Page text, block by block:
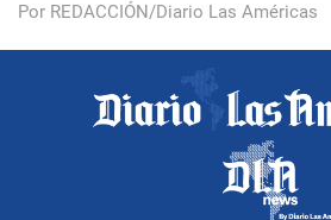
Por REDACCIÓN/Diario Las Américas